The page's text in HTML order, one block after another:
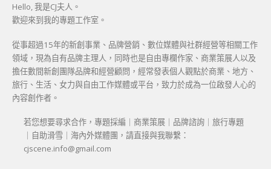
Hello, 我是CJ夫人。
歡迎來到我的專題工作室。
從事超過15年的新創事業、品牌營銷、數位媒體與社群經營等相關工作
領域，現為自有品牌主理人，同時也是自由專欄作家、商業策展人以及
擔任數間新創團隊品牌和經營顧問，經常發表個人觀點於商業、地方、
旅行、生活、女力與自由工作媒體或平台，致力於成為一位啟發人心的
內容創作者。
若您想要尋求合作，專題採編｜商業策展｜品牌諮詢｜旅行專題
｜自助滑雪｜海內外媒體團，請直接與我聯繫：
cjscene.info@gmail.com